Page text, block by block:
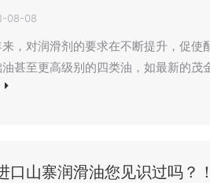
08-08
来，对润滑剂的要求在不断提升，促使
甚至更高级别的四类油，如最新的茂
口山寨润滑油您见识过吗？！